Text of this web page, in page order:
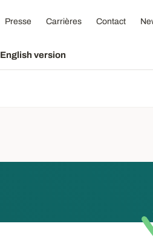
Presse Carrières Contact
English version